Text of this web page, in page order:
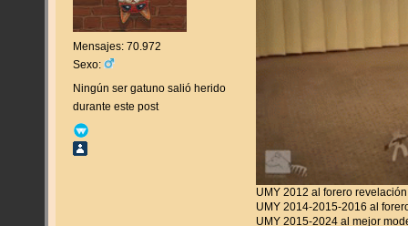
Mensajes: 70.972
Sexo:
Ningún ser gatuno salió herido
durante este post
UMY 2012 al forero revelación
UMY 2014-2015-2016 al
UMY 2015-2024 al mejor